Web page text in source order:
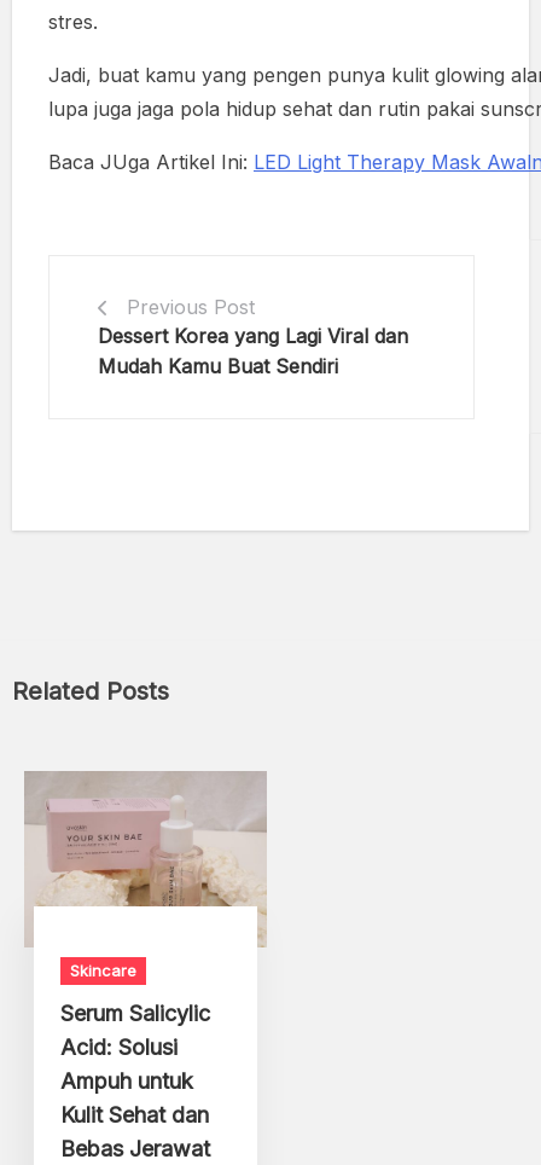
stres.
Jadi, buat kamu yang pengen punya kulit glowing
lupa juga jaga pola hidup sehat dan rutin pakai
Baca JUga Artikel Ini: LED Light Therapy Mask
Previous Post
Dessert Korea yang Lagi Viral dan
Mudah Kamu Buat Sendiri
Related Posts
Skincare
Serum Salicylic
Acid: Solusi
Ampuh untuk
Kulit Sehat dan
Bebas Jerawat